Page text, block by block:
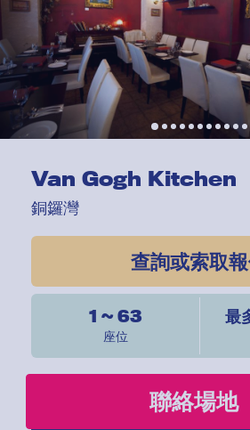
Van Gogh Kitchen
銅鑼灣
查詢或索取
1 ~ 63
座位
最
聯絡場地